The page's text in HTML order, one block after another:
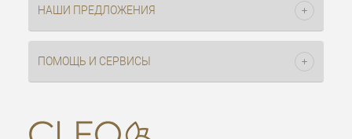
НАШИ ПРЕДЛОЖЕНИЯ
ПОМОЩЬ И СЕРВИСЫ